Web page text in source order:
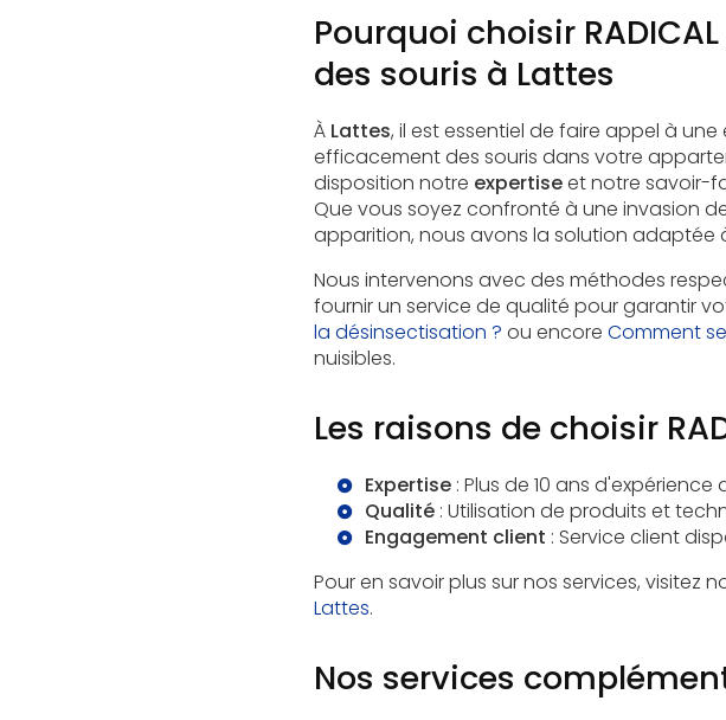
Pourquoi choisir
des souris à Lattes
À Lattes, il est essentiel de faire appel à
efficacement des souris dans votre
disposition notre expertiseet notre savoir-
Que vous soyez confronté à une invasion
apparition, nous avons la solution adaptée
Nous intervenons avec des méthodes
fournir un service de qualité pour garantir
la désinsectisation ? ou encore Comment
nuisibles.
Les raisons de choisir
Expertise: Plus de 10 ans
Qualité: Utilisation de produits et
Engagement client : Service client
Pour en savoir plus sur nos services, visitez
Lattes.
Nos services